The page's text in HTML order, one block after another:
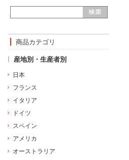
商品カテゴリ
産地別・生産者別
日本
フランス
イタリア
ドイツ
スペイン
アメリカ
オーストラリア